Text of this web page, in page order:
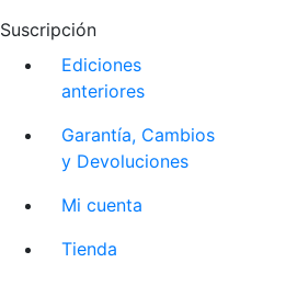
Suscripción
Ediciones
anteriores
Garantía, Cambios
y Devoluciones
Mi cuenta
Tienda